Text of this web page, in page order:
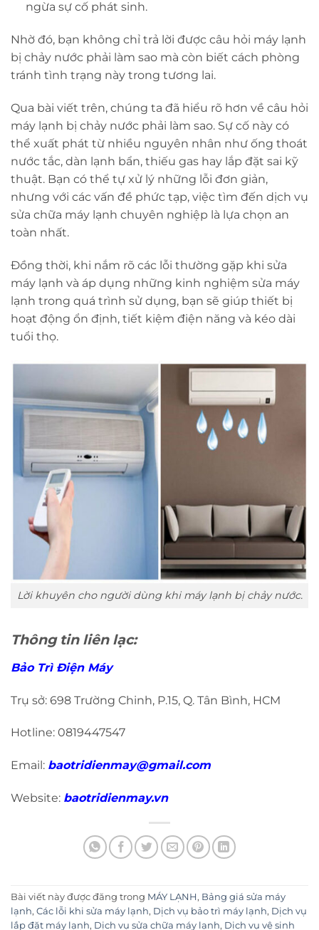
ngừa sự cố phát sinh.
Nhờ đó, bạn không chỉ trả lời được câu hỏi máy lạnh
bị chảy nước phải làm sao mà còn biết cách phòng
tránh tình trạng này trong tương lai.
Qua bài viết trên, chúng ta đã hiểu rõ hơn về câu hỏi
máy lạnh bị chảy nước phải làm sao. Sự cố này có
thể xuất phát từ nhiều nguyên nhân như ống thoát
nước tắc, dàn lạnh bẩn, thiếu gas hay lắp đặt sai kỹ
thuật. Bạn có thể tự xử lý những lỗi đơn giản,
nhưng với các vấn đề phức tạp, việc tìm đến dịch vụ
sửa chữa máy lạnh chuyên nghiệp là lựa chọn an
toàn nhất.
Đồng thời, khi nắm rõ các lỗi thường gặp khi sửa
máy lạnh và áp dụng những kinh nghiệm sửa máy
lạnh trong quá trình sử dụng, bạn sẽ giúp thiết bị
hoạt động ổn định, tiết kiệm điện năng và kéo dài
tuổi thọ.
Lời khuyên cho người dùng khi máy lạnh bị chảy nước.
Thông tin liên lạc:
Bảo Trì Điện Máy
Trụ sở: 698 Trường Chinh, P.15, Q. Tân Bình, HCM
Hotline: 0819447547
Email: baotridienmay@gmail.com
Website: baotridienmay.vn
Bài viết này được đăng trong MÁY LẠNH, Bảng giá sửa máy
lạnh, Các lỗi khi sửa máy lạnh, Dịch vụ bảo trì máy lạnh, Dịch vụ
lắp đặt máy lạnh, Dịch vụ sửa chữa máy lạnh, Dịch vụ vệ sinh